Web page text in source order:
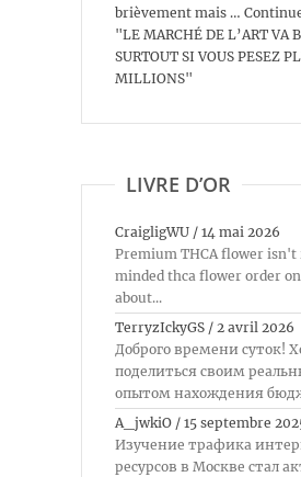
brièvement mais …
"LE MARCHÉ DE L’ART VA
SURTOUT SI VOUS PESEZ
MILLIONS"
LIVRE D’OR
CraigligWU / 14 mai 2026
Premium THCA flower
minded thca flower order
about...
TerryzIckyGS / 2 avril 2026
Доброго времени суток!
поделиться своим
опытом нахождения
A_jwkiO / 15 septembre
Изучение трафика
ресурсов в Москве стал